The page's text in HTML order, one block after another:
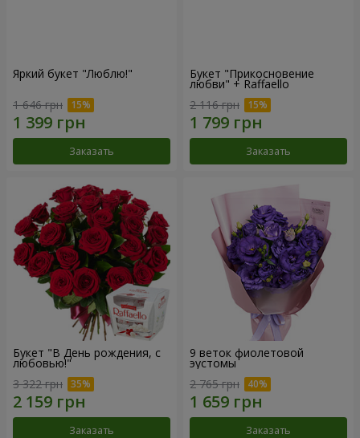
Яркий букет "Люблю!"
1 646 грн
Заказать
Букет "Прикосновение
любви" + Raffaello
2 116 грн
Заказать
Букет "В День рождения, с
любовью!"
3 322 грн
Заказать
9 веток фиолетовой
эустомы
2 765 грн
Заказать